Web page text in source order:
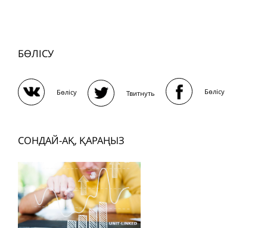
БӨЛІСУ
Бөлісу Твитнуть Бөлісу
СОНДАЙ-АҚ, ҚАРАҢЫЗ